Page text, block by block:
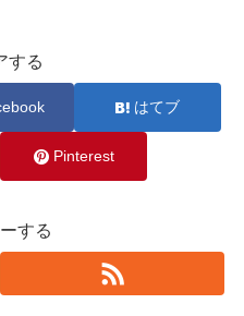
する
はてブ
Pinterest
する